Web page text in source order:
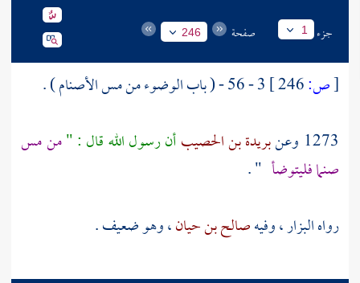
جزء 1 صفحة 246
[ص:
3 - 56 - ( باب الوضوء من مس الأصنام ) .
1273 وعن
بريدة بن الحصيبأن رسول الله قال : "من مس
صنما فليتوضأ " .
رواهالبزار، وفيهصالح بن حيان، وهو ضعيف .